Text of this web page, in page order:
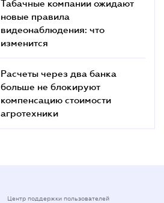
Табачные компании ожидают
новые правила
видеонаблюдения: что
изменится
Расчеты через два банка
больше не блокируют
компенсацию стоимости
агротехники
Центр поддержки пользователей